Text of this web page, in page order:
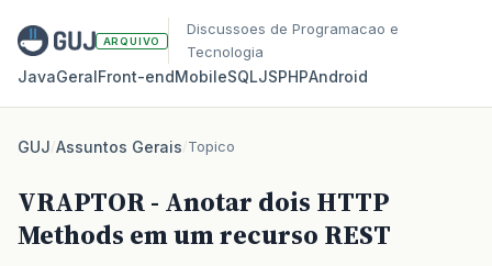
ARQUIVO
Discussoes de Programacao e
Tecnologia
JavaGeralFront‑endMobileSQLJSPHPAndroid
GUJ/Assuntos Gerais/Topico
VRAPTOR - Anotar dois HTTP
Methods em um recurso REST